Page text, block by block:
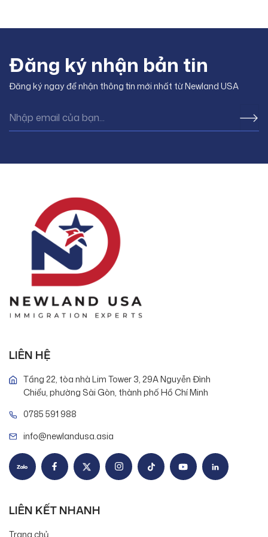
bánh tăng nhanh, số thợ đủ
Đăng ký nhận bản tin
Đăng ký ngay để nhận thông tin mới nhất từ Newland USA
LIÊN HỆ
Tầng 22, tòa nhà Lim Tower 3, 29A Nguyễn Đình
Chiểu, phường Sài Gòn, thành phố Hồ Chí Minh
0785 591 988
info@newlandusa.asia
LIÊN KẾT NHANH
Trang chủ